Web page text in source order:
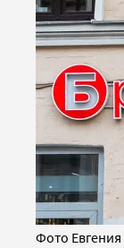
Фото